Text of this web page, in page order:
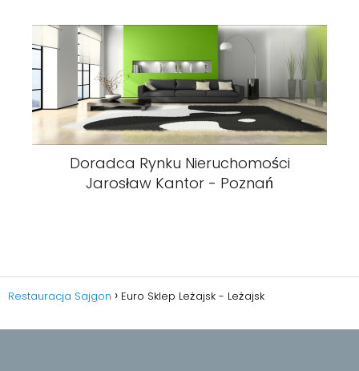
Doradca Rynku Nieruchomości
Jarosław Kantor - Poznań
Restauracja Sajgon Euro Sklep Leżajsk - Leżajsk